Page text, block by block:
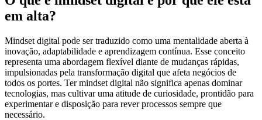
em alta?
Mindset digital pode ser traduzido como uma mentalidade aberta à
inovação, adaptabilidade e aprendizagem contínua. Esse conceito
representa uma abordagem flexível diante de mudanças rápidas,
impulsionadas pela transformação digital que afeta negócios de
todos os portes. Ter mindset digital não significa apenas dominar
tecnologias, mas cultivar uma atitude de curiosidade, prontidão para
experimentar e disposição para rever processos sempre que
necessário.